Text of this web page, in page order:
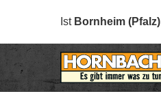
Ist Bornheim (Pfalz)